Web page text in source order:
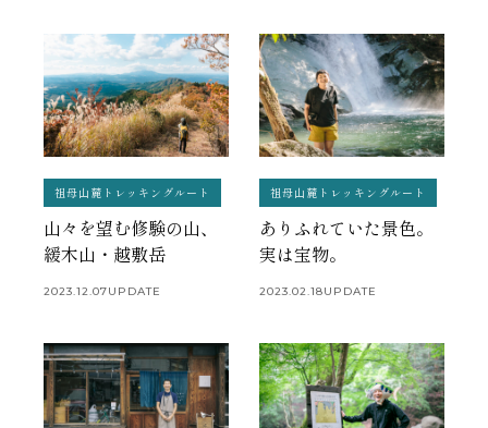
祖母山麓トレッキングルート
山々を望む修験の山、
緩木山・越敷岳
2023.12.07UPDATE
祖母山麓トレッキングルート
ありふれていた景色。
実は宝物。
2023.02.18UPDATE